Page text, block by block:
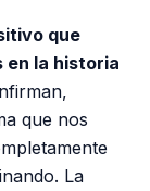
que
en la historia
que nos
La